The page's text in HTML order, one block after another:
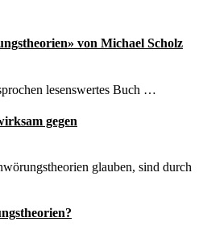
von Michael Scholz
lesenswertes Buch …
gegen
glauben, sind durch